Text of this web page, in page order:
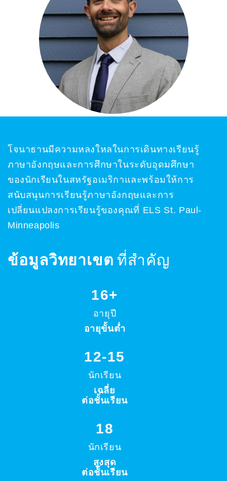
โจนาธานมีความหลงใหลในการเดินทางเรียนรู้
ภาษาอังกฤษและการศึกษาในระดับอุดมศึกษา
ของนักเรียนในสหรัฐอเมริกาและพร้อมให้การ
สนับสนุนการเรียนรู้ภาษาอังกฤษและการ
เปลี่ยนแปลงการเรียนรู้ของคุณที่ ELS St. Paul-
Minneapolis
ข้อมูลวิทยาเขต ที่สำคัญ
16+
อายุปี
อายุขั้นต่ำ
12-15
นักเรียน
เฉลี่ย
ต่อชั้นเรียน
18
นักเรียน
สูงสุด
ต่อชั้นเรียน